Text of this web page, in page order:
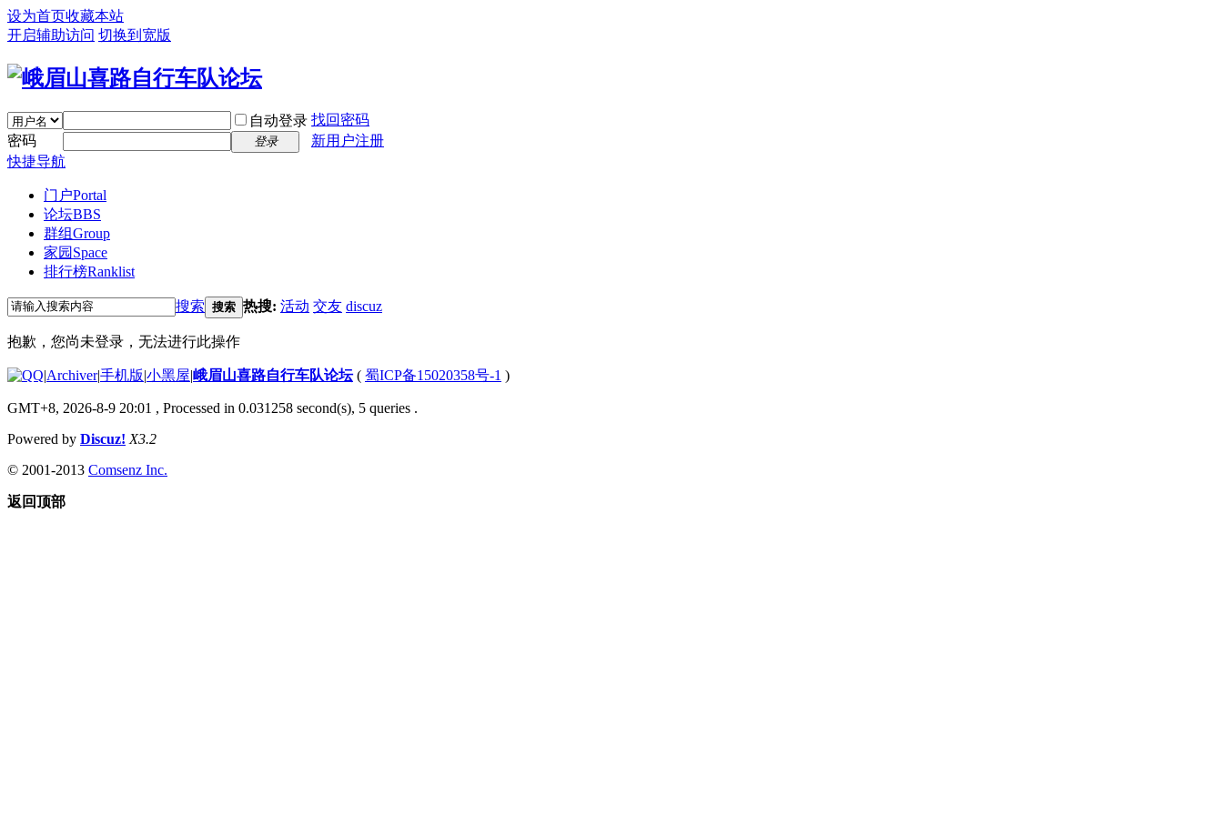
设为首页收藏本站
开启辅助访问 切换到宽版
自动登录 找回密码
密码
登录
新用户注册
快捷导航
门户Portal
论坛BBS
群组Group
家园 Space
排行榜Ranklist
搜索 搜索 热搜: 活动 交友 discuz
抱歉，您尚未登录，无法进行此操作
|Archiver|手机版|小黑屋|峨眉山喜路自行车队论坛( 蜀ICP备15020358号-1 )
GMT+8, 2026-8-9 20:01 , Processed in 0.031258 second(s), 5 queries .
Powered by Discuz! X3.2
© 2001-2013 Comsenz Inc.
返回顶部